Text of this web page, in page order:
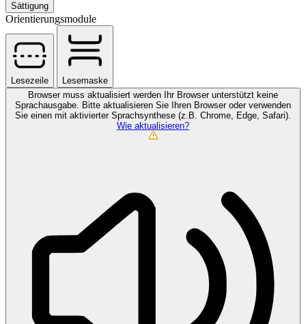
Sättigung
Orientierungsmodule
Lesezeile
Lesemaske
Browser muss aktualisiert werden
Ihr Browser unterstützt keine
Sprachausgabe. Bitte aktualisieren Sie Ihren Browser oder verwenden
Sie einen mit aktivierter Sprachsynthese (z.B. Chrome, Edge, Safari).
Wie aktualisieren?